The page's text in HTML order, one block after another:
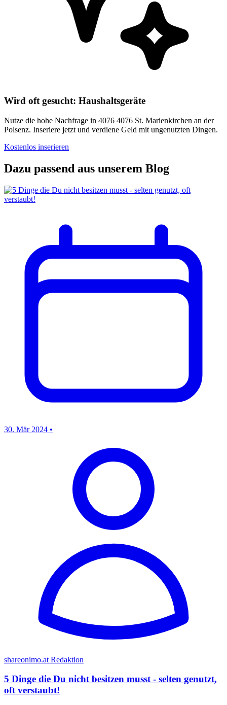
Wird oft gesucht: Haushaltsgeräte
Nutze die hohe Nachfrage in 4076 4076 St. Marienkirchen an der
Polsenz. Inseriere jetzt und verdiene Geld mit ungenutzten Dingen.
Kostenlos inserieren
Dazu passend aus unserem Blog
30. Mär 2024 •
shareonimo.at Redaktion
5 Dinge die Du nicht besitzen musst - selten genutzt,
oft verstaubt!